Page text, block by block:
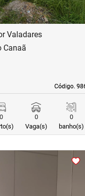
Valadares
Código.
Código.
Canaã
0
0
Vaga(s)
0
banho(s)